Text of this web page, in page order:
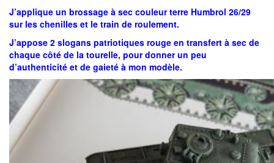
J’applique un brossage à sec couleur terre Humbrol 26/29
sur les chenilles et le train de roulement.
J’appose 2 slogans patriotiques rouge en transfert à sec de
chaque côté de la tourelle, pour donner un peu
d’authenticité et de gaieté à mon modèle.